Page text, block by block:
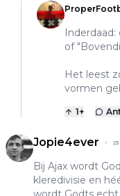
Inderdaad:
of
Het leest
vormen
1+
Jopie4ever
Bij Ajax wordt
kleredivisie en